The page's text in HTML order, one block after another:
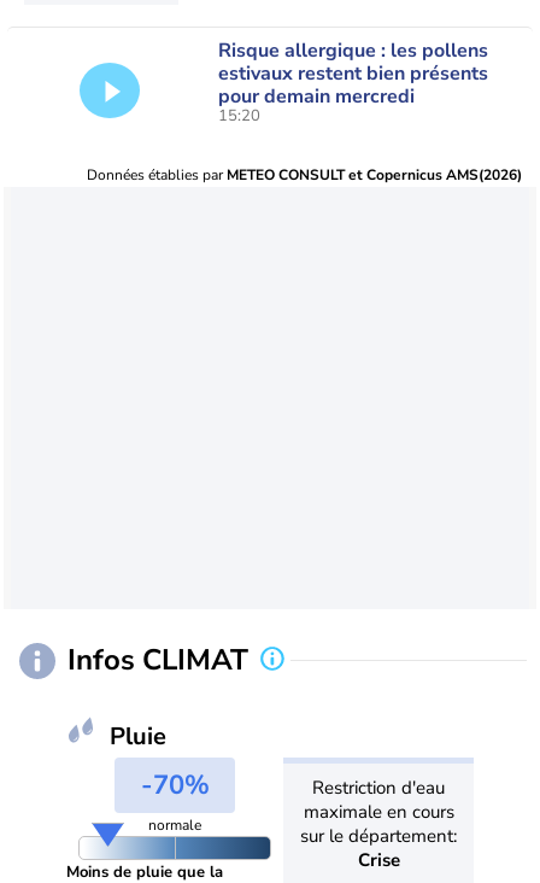
Risque allergique : les pollens
estivaux restent bien présents
pour demain mercredi
15:20
Données établies parMETEO CONSULT et Copernicus AMS(2026)
Infos CLIMAT
Pluie
-70%
normale
Moins de pluie que la
Restriction d'eau
maximale en cours
sur le département:
Crise